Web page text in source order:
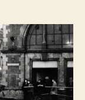
et
Szczecin